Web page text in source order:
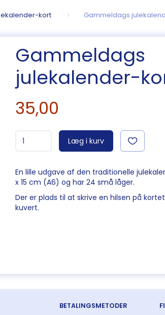
kort Gammeldags
Gammeldags
julekalender-
35,00
Læg i kurv
En lille udgave af den traditionelle
x 15 cm (A6) og har 24 små låger.
Der er plads til at skrive en hilsen på
kuvert.
BETALINGSMETODER